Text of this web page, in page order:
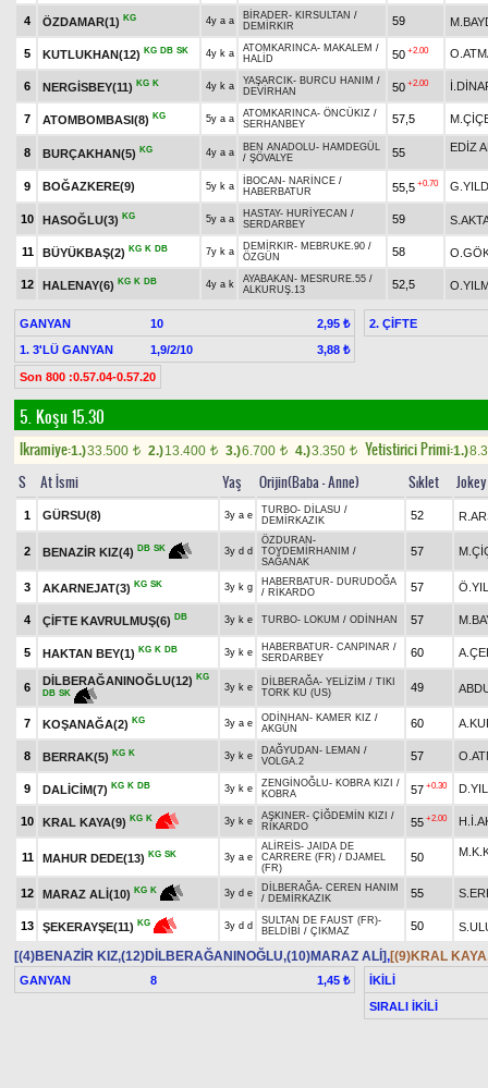
4 ÖZDAMAR(1) KG 4y a a BİRADER- KIRSULTAN /
DEMİRKIR
59
5 KUTLUKHAN(12) KG DB SK 4y k a ATOMKARINCA- MAKALEM /
HALİD
50 +2.00
6 NERGİSBEY(11) KG K 4y k a YAŞARCIK- BURCU HANIM /
DEVİRHAN
50 +2.00
7 ATOMBOMBASI(8) KG 5y a a ATOMKARINCA- ÖNCÜKIZ /
SERHANBEY
57,5
8 BURÇAKHAN(5) KG 4y a a BEN ANADOLU- HAMDEGÜL
/ ŞÖVALYE 55 EDİZ
9 BOĞAZKERE(9) 5y k a İBOCAN - NARİNCE /
HABERBATUR
55,5 +0.70
10 HASOĞLU(3) KG 5y a a HASTAY- HURİYECAN /
SERDARBEY
59
11 BÜYÜKBAŞ(2) KG K DB 7y k a DEMİRKIR- MEBRUKE.90 /
ÖZGÜN
58
12 HALENAY(6) KG K DB 4y a k AYABAKAN - MESRURE.55 /
ALKURUŞ.13
52,5
GANYAN 10
2,95 ₺
1. 3'LÜ GANYAN
1,9/2/10 3,88 ₺
2. ÇİFTE
Son 800 :0.57.04-0.57.20
5. Koşu 15.30
Ikramiye:1.)33.500 t 2.)13.400 t 3.)6.700 t 4.)3.350 t Yetistirici Primi:1.)
S At İsmi Yaş Orijin(Baba - Anne) Sıklet Jokey
1 GÜRSU(8) 3y a e TURBO- DİLASU /
DEMİRKAZIK
52
2 BENAZİR KIZ(4) DB SK 3y d d
ÖZDURAN -
TOYDEMİRHANIM /
SAĞANAK
57
3 AKARNEJAT(3) KG SK 3y k g HABERBATUR- DURUDOĞA
/ RİKARDO 57
4 ÇİFTE KAVRULMUŞ(6) DB 3y k e TURBO- LOKUM / ODİNHAN 57
5 HAKTAN BEY(1) KG K DB 3y k e HABERBATUR- CANPINAR /
SERDARBEY
60
6
DİLBERAĞANINOĞLU(12) KG
DB SK
3y k e DİLBERAĞA- YELİZİM / TIKI
TORK KU (US)
49
7 KOŞANAĞA(2) KG 3y a e ODİNHAN - KAMER KIZ /
AKGÜN
60
8 BERRAK(5) KG K 3y k e DAĞYUDAN - LEMAN /
VOLGA.2
57
9 DALİCİM(7) KG K DB 3y k e ZENGİNOĞLU- KOBRA KIZI /
KOBRA
57 +0.30
10 KRAL KAYA(9) KG K 3y k e AŞKINER- ÇİĞDEMİN KIZI /
RİKARDO
55 +2.00
11 MAHUR DEDE(13) KG SK 3y a e
ALİREİS- JAIDA DE
CARRERE (FR) / DJAMEL
(FR)
50
12 MARAZ ALİ(10) KG K 3y d e DİLBERAĞA- CEREN HANIM
/ DEMİRKAZIK 55
13 ŞEKERAYŞE(11) KG 3y d d SULTAN DE FAUST (FR)-
BELDİBİ / ÇIKMAZ 50
[(4)BENAZİR KIZ,(12)DİLBERAĞANINOĞLU,(10)MARAZ ALİ],[(9)KRAL
GANYAN 8 1,45 ₺
İKİLİ
SIRALI İKİLİ